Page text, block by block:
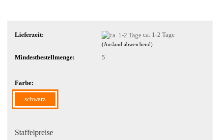
Lieferzeit: ca. 1-2 Tage
(Ausland abweichend)
Mindestbestellmenge: 5
Farbe:
schwarz
Staffelpreise